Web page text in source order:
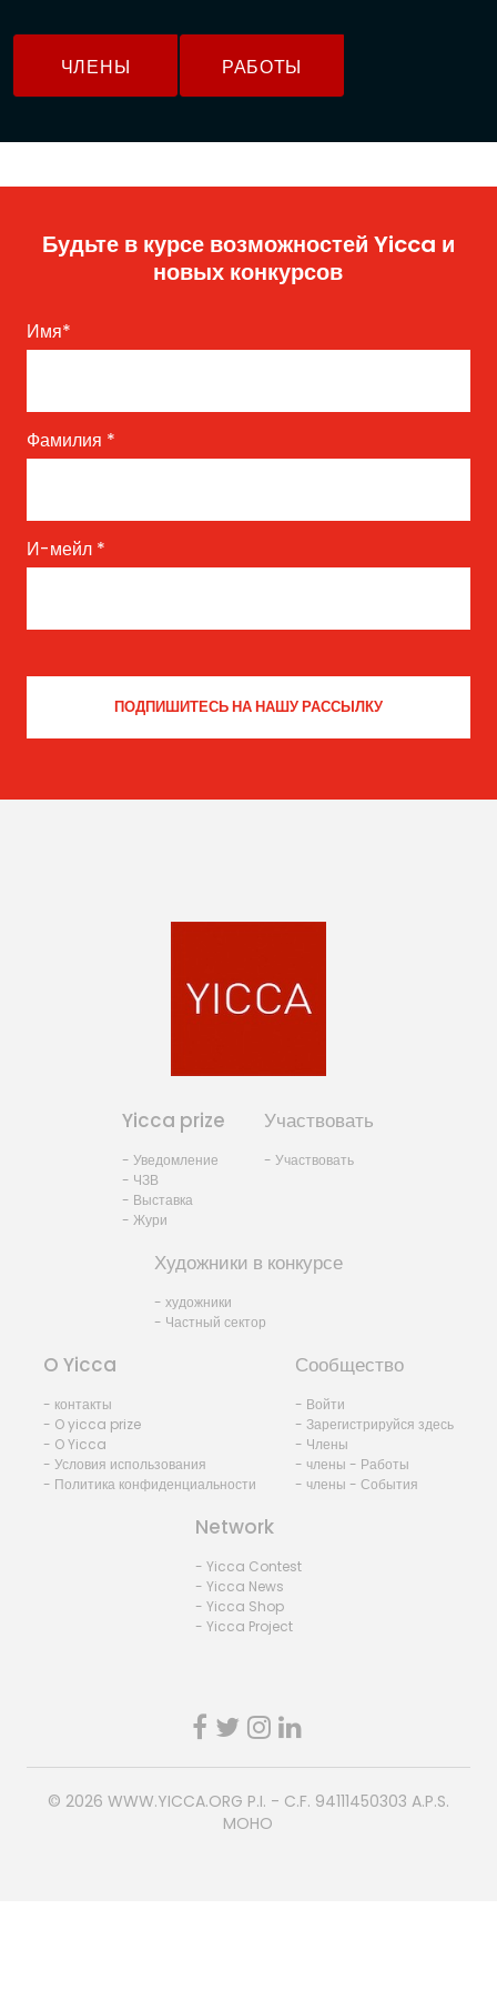
ЧЛЕНЫ РАБОТЫ
Будьте в курсе возможностей Yicca и
новых конкурсов
Имя*
Фамилия *
И-мейл *
Yicca prize
- Уведомление
- ЧЗВ
- Выставка
- Жури
Участвовать
- Участвовать
Художники в конкурсе
- художники
- Частный сектор
O Yicca
- контакты
- O yicca prize
- O Yicca
- Условия использования
- Политика конфиденциальности
Сообщество
- Войти
- Зарегистрируйся здесь
- Члены
- члены - Работы
- члены - События
Network
- Yicca Contest
- Yicca News
- Yicca Shop
- Yicca Project
© 2026 WWW.YICCA.ORG P.I. - C.F. 94111450303 A.P.S.
MOHO